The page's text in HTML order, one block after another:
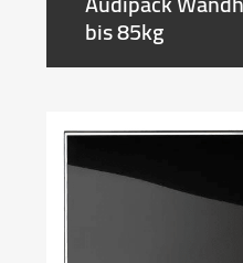
bis 85kg